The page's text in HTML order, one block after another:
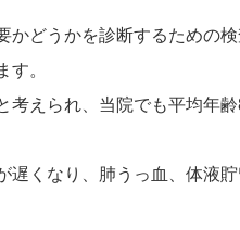
どうかを診断するための
。
えられ、当院でも平均年
くなり、肺うっ血、体液